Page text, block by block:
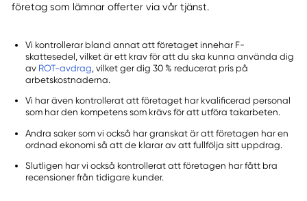
företag som lämnar offerter via vår tjänst.
Vi kontrollerar bland annat att företaget innehar F-
skattesedel, vilket är ett krav för att du ska kunna använda dig
av ROT-avdrag, vilket ger dig 30 % reducerat pris på
arbetskostnaderna.
Vi har även kontrollerat att företaget har kvalificerad personal
som har den kompetens som krävs för att utföra takarbeten.
Andra saker som vi också har granskat är att företagen har en
ordnad ekonomi så att de klarar av att fullfölja sitt uppdrag.
Slutligen har vi också kontrollerat att företagen har fått bra
recensioner från tidigare kunder.